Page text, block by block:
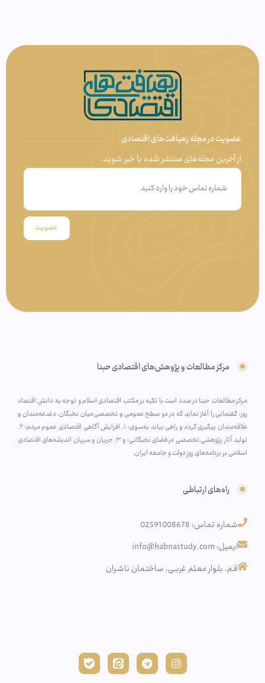
عضویت در مجله رهیافت‌های اقتصادی
از آخرین مجله‌های منتشر شده با خبر شوید.
عضویت
مرکز مطالعات و پژوهش‌های اقتصادی حبنا
مرکز مطالعات حبنا در صدد است با تکیه بر مکتب اقتصادی اسلام و توجه به دانش اقتصاد
روز، گفتمانی را آغاز نماید که در دو سطح عمومی و تخصصی میان نخبگان، دغدغه‌مندان و
علاقه‌مندان پیگیری گردد و راهی بیابد به‌سوی: ۱. افزایش آگاهی اقتصادی عموم مردم؛ ۲.
تولید آثار پژوهشی تخصصی در فضای نخبگانی؛ و ۳. جریان و سریان اندیشه‌های اقتصادی
اسلامی بر برنامه‌های روزِ دولت و جامعه ایران.
راه‌های ارتباطی
شماره تماس: 02591008678
ایمیل: info@habnastudy.com
قـم، بلـوار معـلم غربـی، ساختـمان ناشـران